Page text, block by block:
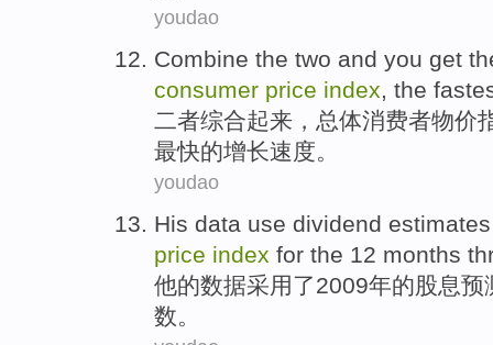
youdao
Combine the two and you get
consumer price index, the
二者综合起来 ，总体消费者物价
最快的增长速度。
youdao
His data use dividend estimates
price index for the 12 months
他的数据采用了2009年的 股息预
数 。